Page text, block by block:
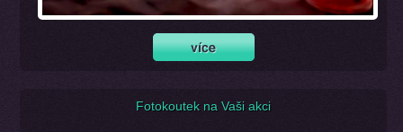
Fotokoutek na Vaši akci